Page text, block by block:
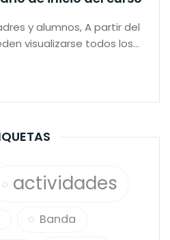
y alumnos, A partir del
visualizarse todos los…
actividades
Banda